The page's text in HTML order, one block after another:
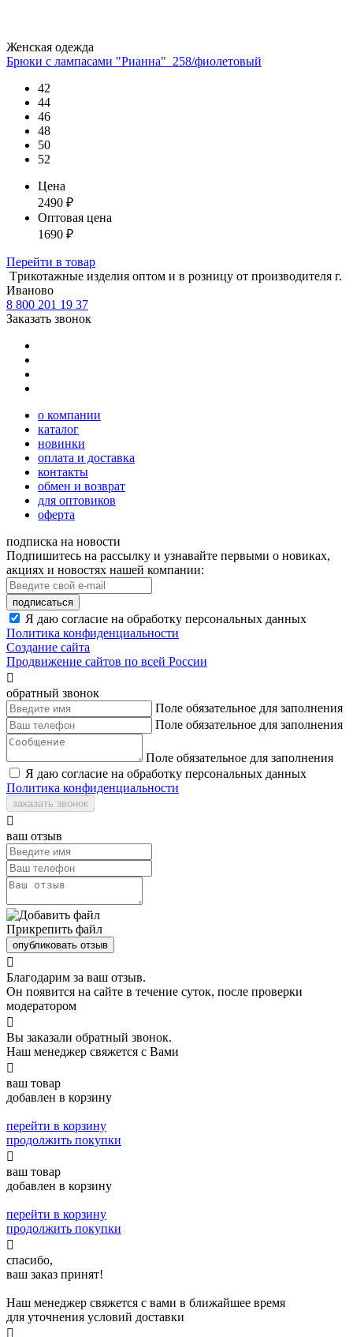
Женская одежда
Брюки с лампасами "Рианна"_258/фиолетовый
42
44
46
48
50
52
Цена
2490 ₽
Оптовая цена
1690 ₽
Перейти в товар
Tрикотажные изделия оптом и в розницу от производителя г.
Иваново
8 800 201 19 37
Заказать звонок
о компании
каталог
новинки
оплата и доставка
контакты
обмен и возврат
для оптовиков
оферта
подписка на новости
Подпишитесь на рассылку и узнавайте первыми о новиках,
акциях и новостях нашей компании:
подписаться
Я даю согласие на обработку персональных данных
Политика конфиденциальности
Создание сайта
Продвижение сайтов по всей России

обратный звонок
Поле обязательное для заполнения
Поле обязательное для заполнения
Поле обязательное для заполнения
Я даю согласие на обработку персональных данных
Политика конфиденциальности
заказать звонок

ваш отзыв
Прикрепить файл
опубликовать отзыв

Благодарим за ваш отзыв.
Он появится на сайте в течение суток, после проверки
модератором

Вы заказали обратный звонок.
Наш менеджер свяжется с Вами

ваш товар
добавлен в корзину
перейти в корзину
продолжить покупки

ваш товар
добавлен в корзину
перейти в корзину
продолжить покупки

спасибо,
ваш заказ принят!
Наш менеджер свяжется с вами в ближайшее время
для уточнения условий доставки
